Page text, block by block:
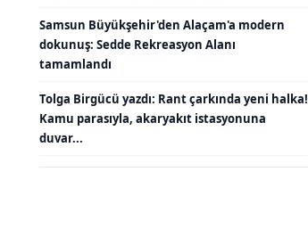
Samsun Büyükşehir'den Alaçam'a modern
dokunuş: Sedde Rekreasyon Alanı
tamamlandı
Tolga Birgücü yazdı: Rant çarkında yeni halka!
Kamu parasıyla, akaryakıt istasyonuna
duvar...